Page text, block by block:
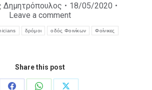
Δημητρόπουλος
18/05/2020
Leave a comment
δρόμοι οδός Φοινίκων Φοίνικες
Share this post